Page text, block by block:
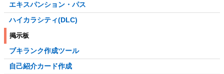
エキスパンション・パス
ハイカラシティ(DLC)
掲示板
ブキランク作成ツール
自己紹介カード作成